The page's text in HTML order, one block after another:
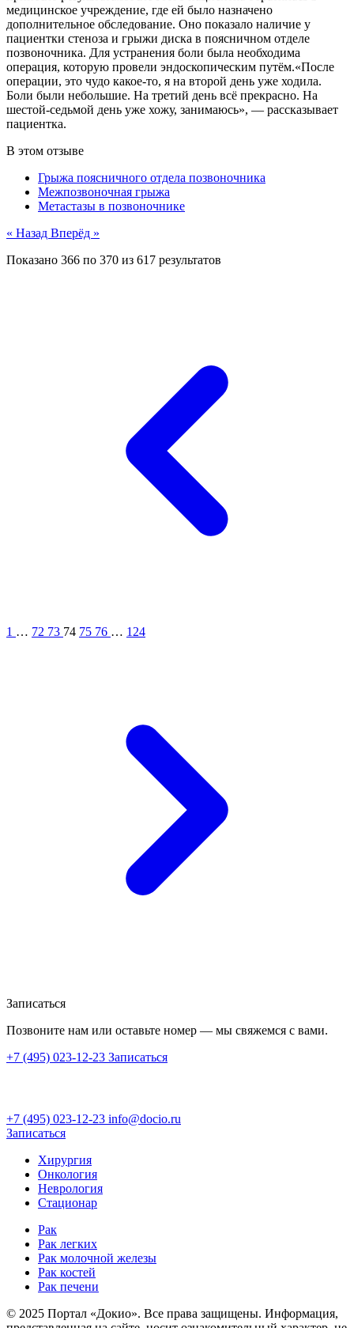
медицинское учреждение, где ей было назначено
дополнительное обследование. Оно показало наличие у
пациентки стеноза и грыжи диска в поясничном отделе
позвоночника. Для устранения боли была необходима
операция, которую провели эндоскопическим путём.«После
операции, это чудо какое-то, я на второй день уже ходила.
Боли были небольшие. На третий день всё прекрасно. На
шестой-седьмой день уже хожу, занимаюсь», — рассказывает
пациентка.
В этом отзыве
Грыжа поясничного отдела позвоночника
Межпозвоночная грыжа
Метастазы в позвоночнике
« Назад Вперёд »
Показано 366 по 370 из 617 результатов
1 … 72 73 74 75 76 … 124
Записаться
Позвоните нам или оставьте номер — мы свяжемся с вами.
+7 (495) 023-12-23 Записаться
+7 (495) 023-12-23 info@docio.ru
Записаться
Хирургия
Онкология
Неврология
Стационар
Рак
Рак легких
Рак молочной железы
Рак костей
Рак печени
© 2025 Портал «Докио». Все права защищены. Информация,